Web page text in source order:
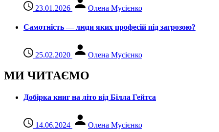
23.01.2026 Олена Мусієнко
Самотність — люди яких професій під загрозою?
25.02.2020 Олена Мусієнко
МИ ЧИТАЄМО
Добірка книг на літо від Білла Гейтса
14.06.2024 Олена Мусієнко